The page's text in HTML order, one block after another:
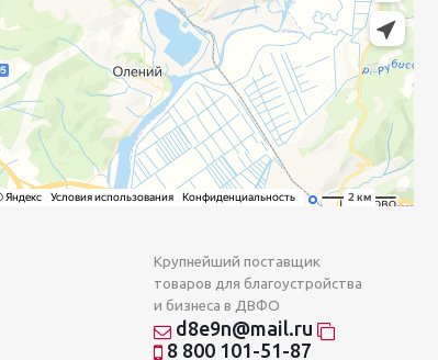
Крупнейший поставщик
товаров для благоустройства
и бизнеса в ДВФО
d8e9n@mail.ru
8 800 101-51-87